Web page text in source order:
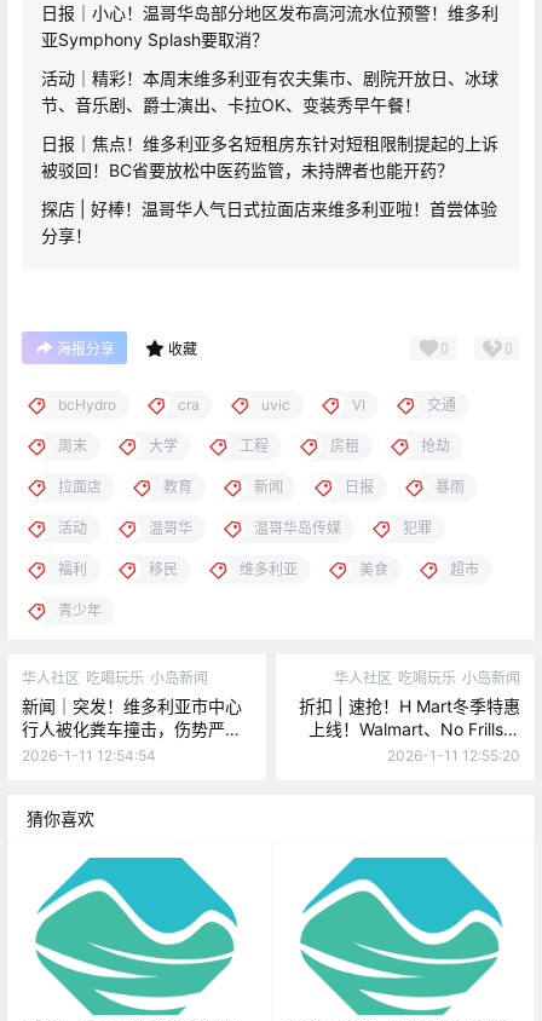
日报｜小心！温哥华岛部分地区发布高河流水位预警！维多利
亚Symphony Splash要取消？
活动｜精彩！本周末维多利亚有农夫集市、剧院开放日、冰球
节、音乐剧、爵士演出、卡拉OK、变装秀早午餐！
日报｜焦点！维多利亚多名短租房东针对短租限制提起的上诉
被驳回！BC省要放松中医药监管，未持牌者也能开药？
探店 | 好棒！温哥华人气日式拉面店来维多利亚啦！首尝体验
分享！
海报分享 收藏 0 0
bcHydro cra uvic VI 交通
周末 大学 工程 房租 抢劫
拉面店 教育 新闻 日报 暴雨
活动 温哥华 温哥华岛传媒 犯罪
福利 移民 维多利亚 美食 超市
青少年
华人社区 吃喝玩乐 小岛新闻
新闻｜突发！维多利亚市中心
行人被化粪车撞击，伤势严
重！维多利亚电影节公布完整
2026-1-11 12:54:54
华人社区 吃喝玩乐 小岛新闻
折扣 | 速抢！H Mart冬季特惠
上线！Walmart、No Frills、
Thrifty Foods有好价！
2026-1-11 12:55:20
猜你喜欢